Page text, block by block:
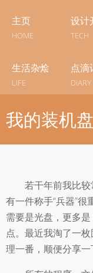
主页
HOME
设计
TECH
生活杂烩
LIFE
点滴
DIARY
我的装机
若干年前我比
有一件称手“兵器”
需要是光盘，更多
点。最近我淘了一
理一番，顺便分享一